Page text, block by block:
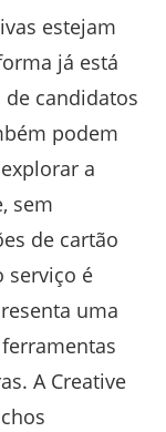
estejam
já está
candidatos
podem
a
sem
de cartão
serviço é
uma
A Creative